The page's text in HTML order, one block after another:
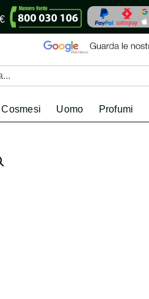
Cosmesi Uomo Profumi